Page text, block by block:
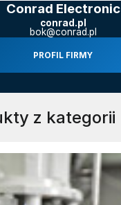
Conrad Electronic
conrad.pl
bok@conrad.pl
PROFIL FIRMY
z kategorii